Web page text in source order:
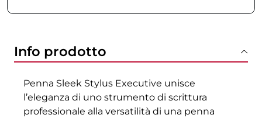
Info prodotto
Penna Sleek Stylus Executive unisce
l’eleganza di uno strumento di scrittura
professionale alla versatilità di una penna